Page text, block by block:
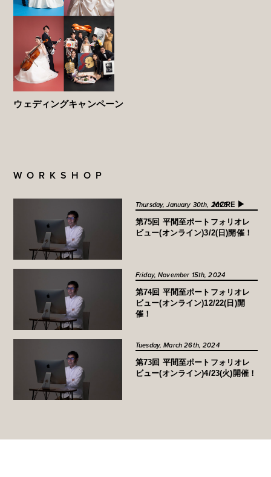
ウェディングキャンペーン
WORKSHOP
MORE ▶︎
Thursday, January 30th, 2025
第75回 平間至ポートフォリオレ
ビュー(オンライン)3/2(日)開催！
Friday, November 15th, 2024
第74回 平間至ポートフォリオレ
ビュー(オンライン)12/22(日)開
催！
Tuesday, March 26th, 2024
第73回 平間至ポートフォリオレ
ビュー(オンライン)4/23(火)開催！